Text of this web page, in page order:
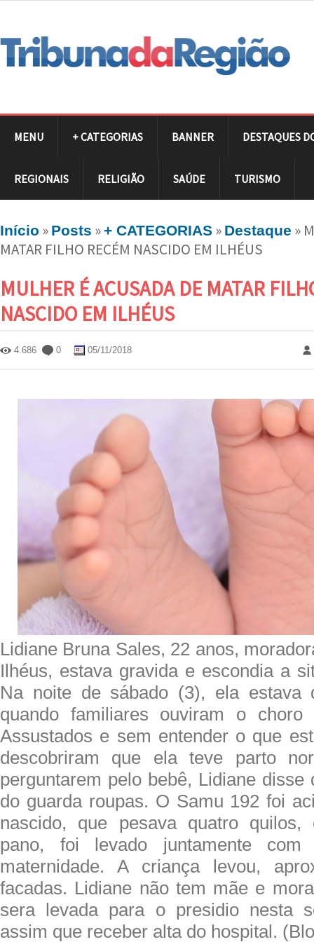
MENU + CATEGORIAS BANNER DESTAQUES
REGIONAIS RELIGIÃO SAÚDE TURISMO
Início » Posts »+ CATEGORIAS » Destaque »
MATAR FILHO RECÉM NASCIDO EM ILHÉUS
MULHER É ACUSADA DE MATAR
NASCIDO EM ILHÉUS
4.686 0 05/11/2018
Lidiane Bruna Sales, 22 anos,
Ilhéus, estava gravida e escondia a
Na noite de sábado (3), ela estava
quando familiares ouviram o
Assustados e sem entender o que
descobriram que ela teve parto
perguntarem pelo bebê, Lidiane disse
do guarda roupas. O Samu 192 foi
nascido, que pesava quatro quilos,
pano, foi levado juntamente
maternidade. A criança levou,
facadas. Lidiane não tem mãe e
sera levada para o presidio nesta
assim que receber alta do hospital.